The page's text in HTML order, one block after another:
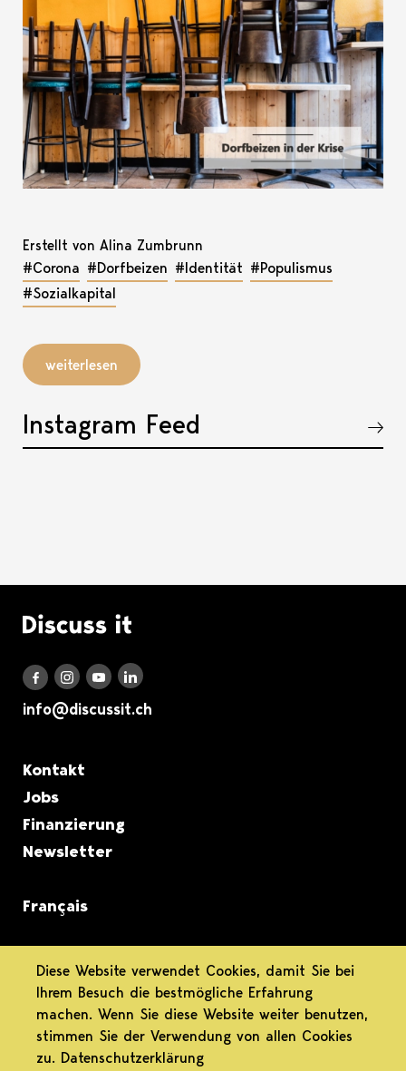
Erstellt von Alina Zumbrunn
#Corona #Dorfbeizen #Identität #Populismus
#Sozialkapital
weiterlesen
Instagram Feed
Akkordeon öffnen, bzw. schliessen
Logo Discuss it
Discuss it auf Facebook
Discuss it auf Instagram
Discuss it auf Youtube
Discuss it auf LinkedIn
info@discussit.ch
Metanavigation
Kontakt
Jobs
Finanzierung
Newsletter
Français
informiert.
differenziert.
engagiert.
Diese Website verwendet Cookies, damit Sie bei
Ihrem Besuch die bestmögliche Erfahrung
machen. Wenn Sie diese Website weiter benutzen,
stimmen Sie der Verwendung von allen Cookies
zu. Datenschutzerklärung